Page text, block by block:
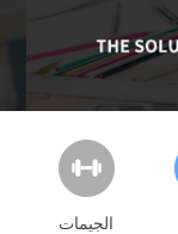
الجيمات